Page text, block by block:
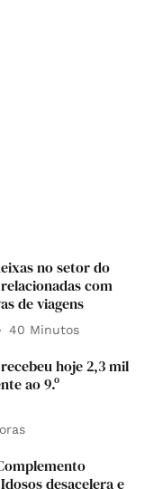
no setor do
com
de viagens
40 Minutos
hoje 2,3 mil
ao 9.º
desacelera e